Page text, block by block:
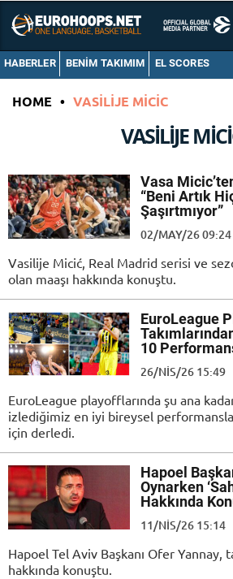
HABERLER BENIM TAKIMIM EL SCORES
HOME • VASILIJE MICIC
VASILIJE
Vasa
“Beni Artık
Şaşırtmıyor”
02/MAY/26 09:24
Vasilije Micić, Real Madrid serisi ve
olan maaşı hakkında konuştu.
EuroLeague
10
26/NIS/26 15:49
EuroLeague playofflarında şu ana
izlediğimiz en iyi bireysel
için derledi.
Hapoel
Oynarken
Hakkında
11/NIS/26 15:14
Hapoel Tel Aviv Başkanı Ofer Yannay,
hakkında konuştu.